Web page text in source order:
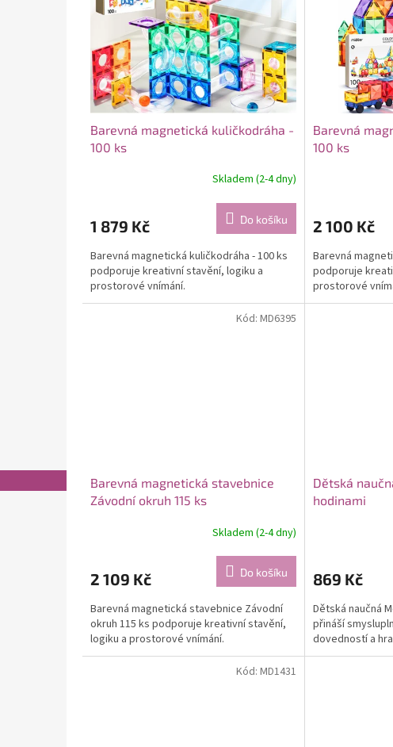
Barevná magnetická kuličkodráha -
100 ks
Skladem (2-4 dny)
1 879 Kč Do košíku
Barevná magnetická kuličkodráha - 100 ks
podporuje kreativní stavění, logiku a
prostorové vnímání.
Barevná
100 ks
2 100 Kč
Barevná
podporuje
prostorové
Barevná magnetická stavebnice
Závodní okruh 115 ks
Skladem (2-4 dny)
2 109 Kč Do košíku
Barevná magnetická stavebnice Závodní
okruh 115 ks podporuje kreativní stavění,
logiku a prostorové vnímání.
Kód: MD6395
Dětská
hodinami
869 Kč
Dětská naučná
přináší
dovedností a
Kód: MD1431